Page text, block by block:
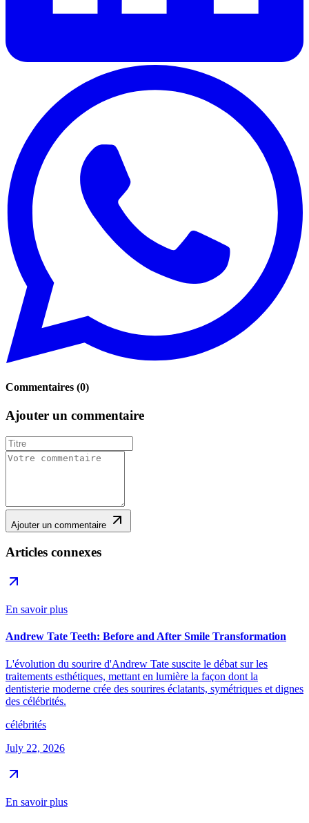
Commentaires (0)
Ajouter un commentaire
Ajouter un commentaire
Articles connexes
En savoir plus
Andrew Tate Teeth: Before and After Smile Transformation
L'évolution du sourire d'Andrew Tate suscite le débat sur les
traitements esthétiques, mettant en lumière la façon dont la
dentisterie moderne crée des sourires éclatants, symétriques et dignes
des célébrités.
célébrités
July 22, 2026
En savoir plus